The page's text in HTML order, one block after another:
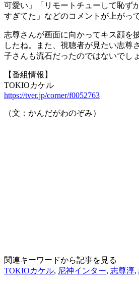
可愛い」「リモートチューして恥ず
すぎてた」などのコメントが上がっ
志尊さんが画面に向かってキス顔を
したね。また、視聴者が見たい志尊
子さんも流石だったのではないでし
【番組情報】
TOKIOカケル
https://tver.jp/corner/f0052763
（文：かんだがわのぞみ）
関連キーワードから記事を見る
TOKIOカケル, 尼神インター, 志尊淳,